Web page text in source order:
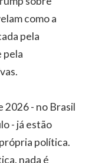
como a
pela
pela
2026 - no Brasil
- já estão
política.
nada é